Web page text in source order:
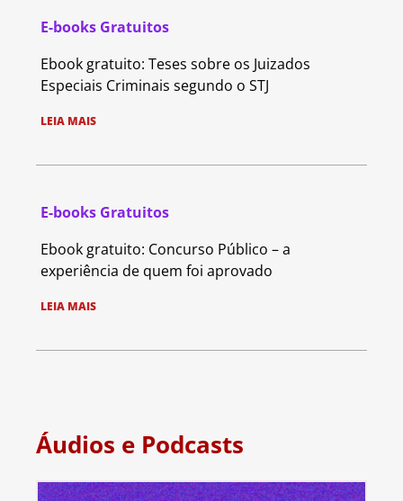
E-books Gratuitos
Ebook gratuito: Teses sobre os Juizados
Especiais Criminais segundo o STJ
LEIA MAIS
E-books Gratuitos
Ebook gratuito: Concurso Público – a
experiência de quem foi aprovado
LEIA MAIS
Áudios e Podcasts